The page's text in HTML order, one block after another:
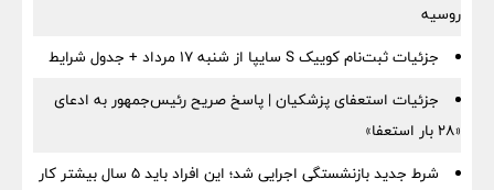
روسیه
جزئیات ثبت‌نام کوییک S سایپا از شنبه ۱۷ مرداد + جدول شرایط
جزئیات استعفای پزشکیان | پاسخ صریح رئیس‌جمهور به ادعای
«۲۸ بار استعفا»
شرط جدید بازنشستگی اجرایی شد؛ این افراد باید ۵ سال بیشتر کار